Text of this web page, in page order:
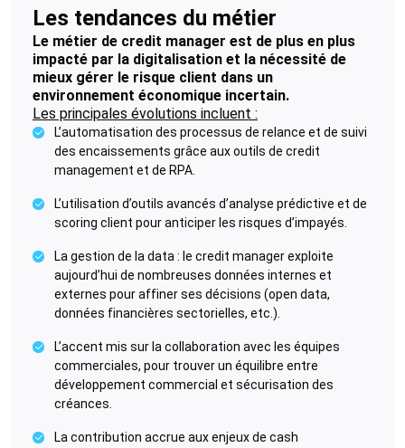
Les tendances du métier
Le métier de credit manager est de plus en plus
impacté par la digitalisation et la nécessité de
mieux gérer le risque client dans un
environnement économique incertain.
Les principales évolutions incluent :
L’automatisation des processus de relance et de suivi
des encaissements grâce aux outils de credit
management et de RPA.
L’utilisation d’outils avancés d’analyse prédictive et de
scoring client pour anticiper les risques d’impayés.
La gestion de la data : le credit manager exploite
aujourd’hui de nombreuses données internes et
externes pour affiner ses décisions (open data,
données financières sectorielles, etc.).
L’accent mis sur la collaboration avec les équipes
commerciales, pour trouver un équilibre entre
développement commercial et sécurisation des
créances.
La contribution accrue aux enjeux de cash